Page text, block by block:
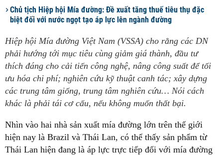
Chủ tịch Hiệp hội Mía đường: Đề xuất tăng thuế tiêu thụ đặc
biệt đối với nước ngọt tạo áp lực lên ngành đường
Hiệp hội Mía đường Việt Nam (VSSA) cho rằng các DN
phải hướng tới mục tiêu cùng giảm giá thành, đầu tư
thích đáng cho cải tiến công nghệ, nâng công suất để tối
ưu hóa chi phí; nghiên cứu kỹ thuật canh tác; xây dựng
các trung tâm giống, trung tâm nghiên cứu… Nói cách
khác là phải tái cơ cấu, nếu không muốn thất bại.
Nhìn vào hai nhà sản xuất mía đường lớn trên thế giới
hiện nay là Brazil và Thái Lan, có thể thấy sản phẩm từ
Thái Lan hiện đang là áp lực trực tiếp đối với mía đường